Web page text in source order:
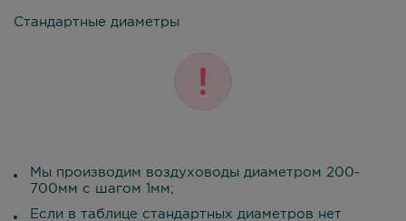
Стандартные диаметры
Мы производим воздуховоды диаметром 200-
700мм с шагом 1мм;
Если в таблице стандартных диаметров нет